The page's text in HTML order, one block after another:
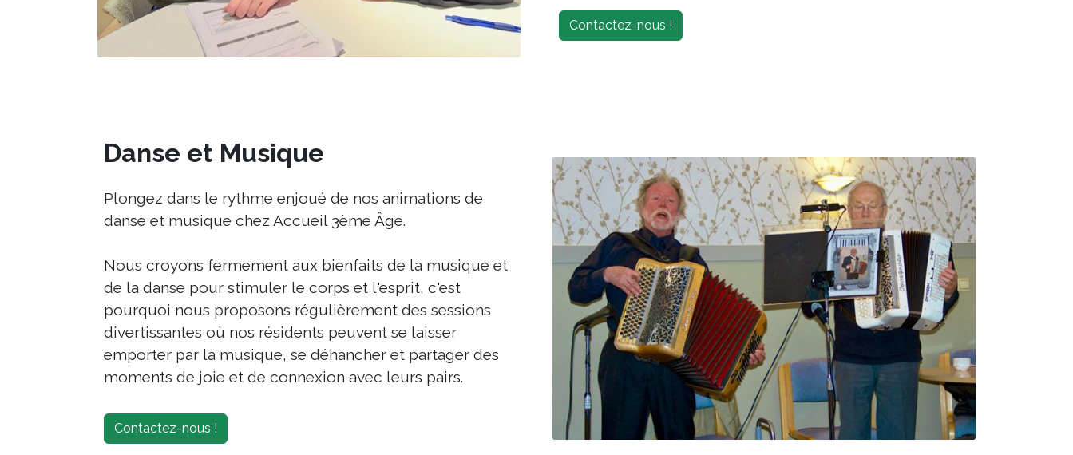
Contactez-nous !
Danse et Musique
Plongez dans le rythme enjoué de nos animations de
danse et musique chez Accueil 3ème Âge.
Nous croyons fermement aux bienfaits de la musique et
de la danse pour stimuler le corps et l'esprit, c'est
pourquoi nous proposons régulièrement des sessions
divertissantes où nos résidents peuvent se laisser
emporter par la musique, se déhancher et partager des
moments de joie et de connexion avec leurs pairs.
Contactez-nous !